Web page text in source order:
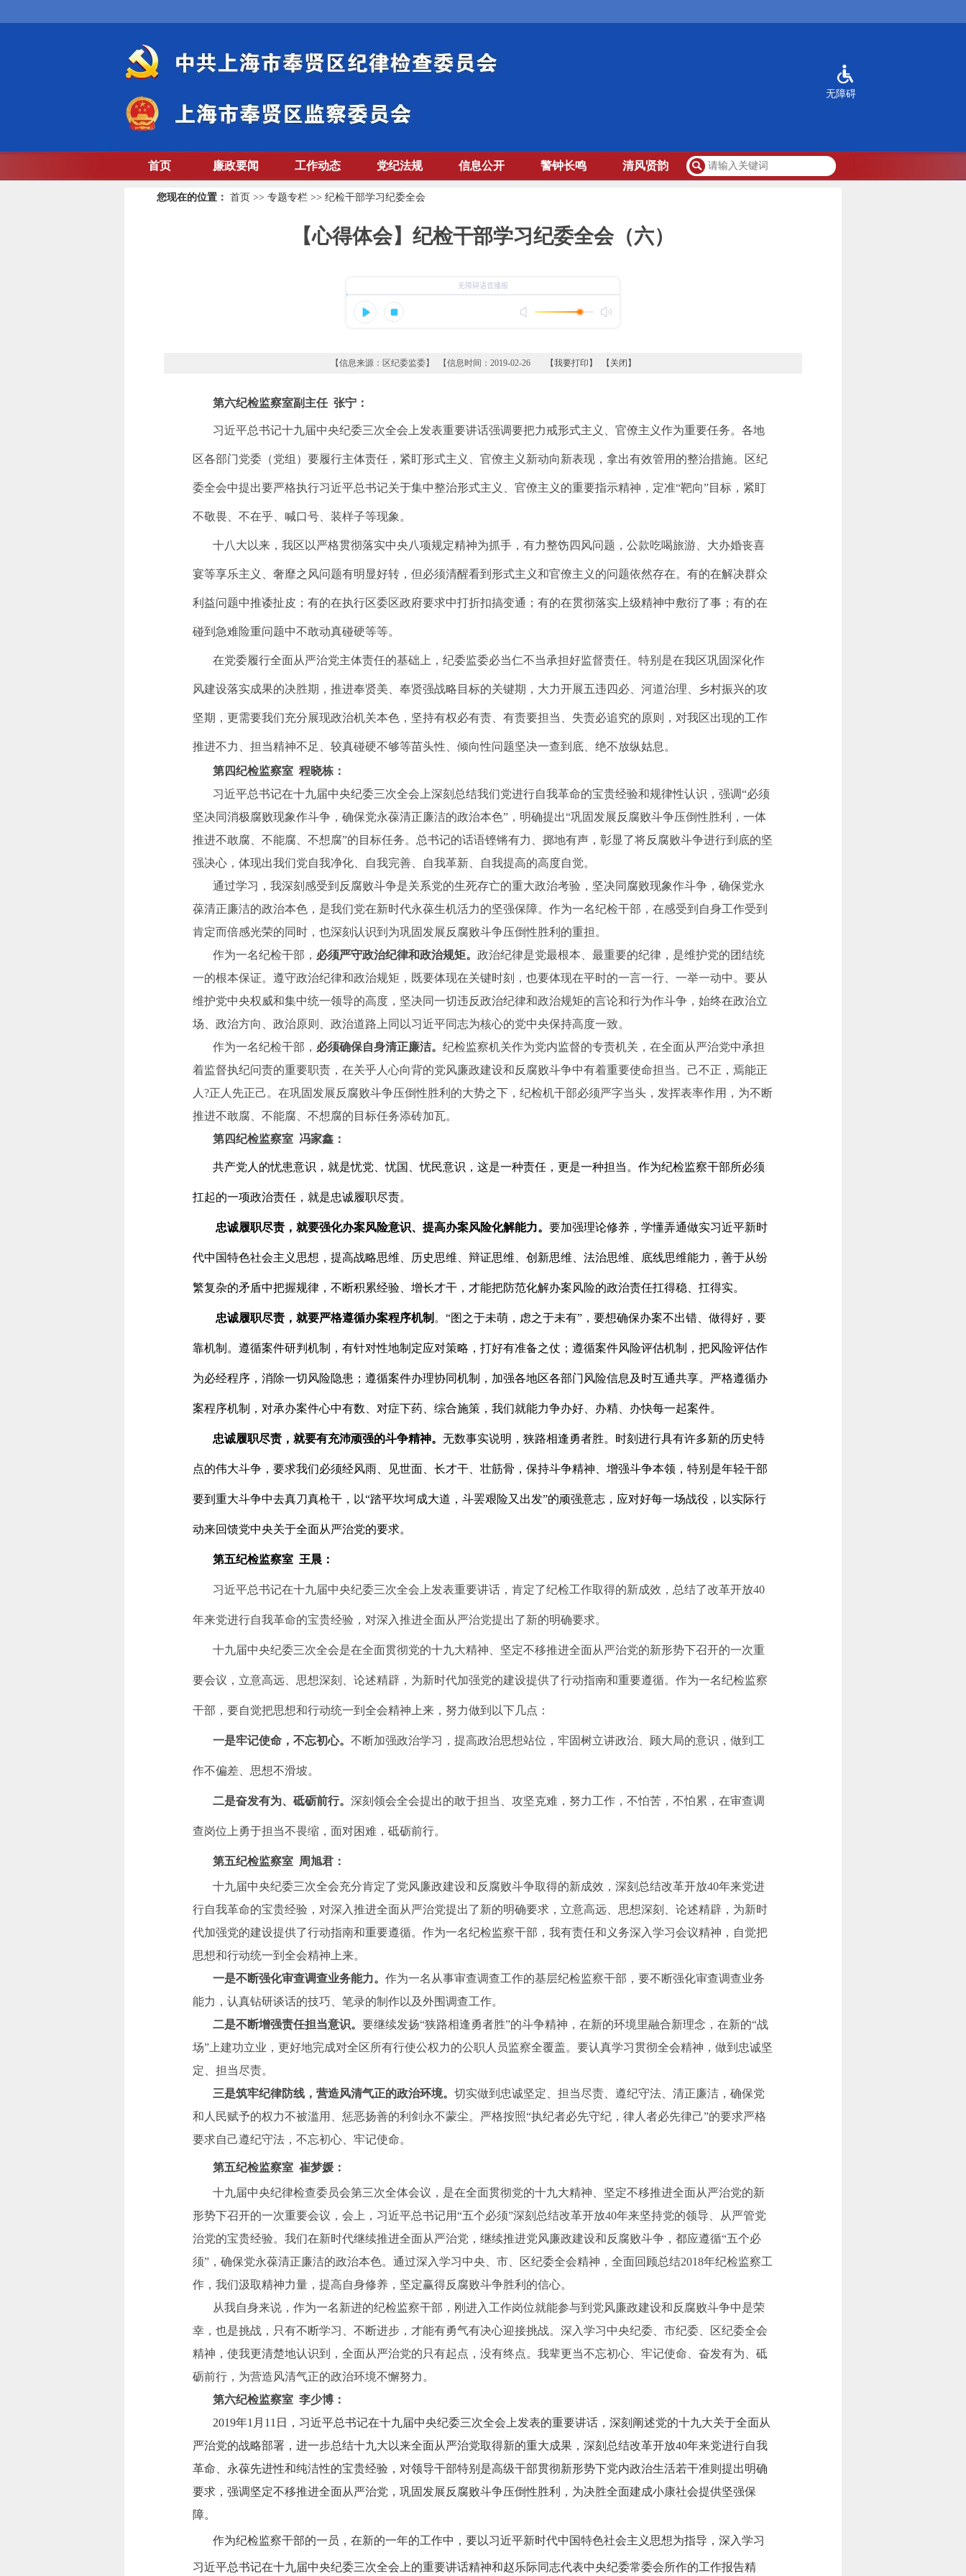
无障碍
首页 廉政要闻 工作动态 党纪法规 信息公开 警钟长鸣 清风贤韵
您现在的位置： 首页 >> 专题专栏 >> 纪检干部学习纪委全会
【心得体会】纪检干部学习纪委全会（六）
【信息来源：区纪委监委】 【信息时间：2019-02-26 【我要打印】 【关闭】
第六纪检监察室副主任张宁：
习近平总书记十九届中央纪委三次全会上发表重要讲话强调要把力戒形式主义、官僚主义作为重要任务。各地
区各部门党委（党组）要履行主体责任，紧盯形式主义、官僚主义新动向新表现，拿出有效管用的整治措施。区纪
委全会中提出要严格执行习近平总书记关于集中整治形式主义、官僚主义的重要指示精神，定准“靶向”目标，紧盯
不敬畏、不在乎、喊口号、装样子等现象。
十八大以来，我区以严格贯彻落实中央八项规定精神为抓手，有力整饬四风问题，公款吃喝旅游、大办婚丧喜
宴等享乐主义、奢靡之风问题有明显好转，但必须清醒看到形式主义和官僚主义的问题依然存在。有的在解决群众
利益问题中推诿扯皮；有的在执行区委区政府要求中打折扣搞变通；有的在贯彻落实上级精神中敷衍了事；有的在
碰到急难险重问题中不敢动真碰硬等等。
在党委履行全面从严治党主体责任的基础上，纪委监委必当仁不当承担好监督责任。特别是在我区巩固深化作
风建设落实成果的决胜期，推进奉贤美、奉贤强战略目标的关键期，大力开展五违四必、河道治理、乡村振兴的攻
坚期，更需要我们充分展现政治机关本色，坚持有权必有责、有责要担当、失责必追究的原则，对我区出现的工作
推进不力、担当精神不足、较真碰硬不够等苗头性、倾向性问题坚决一查到底、绝不放纵姑息。
第四纪检监察室 程晓栋：
习近平总书记在十九届中央纪委三次全会上深刻总结我们党进行自我革命的宝贵经验和规律性认识，强调“必须
坚决同消极腐败现象作斗争，确保党永葆清正廉洁的政治本色”，明确提出“巩固发展反腐败斗争压倒性胜利，一体
推进不敢腐、不能腐、不想腐”的目标任务。总书记的话语铿锵有力、掷地有声，彰显了将反腐败斗争进行到底的坚
强决心，体现出我们党自我净化、自我完善、自我革新、自我提高的高度自觉。
通过学习，我深刻感受到反腐败斗争是关系党的生死存亡的重大政治考验，坚决同腐败现象作斗争，确保党永
葆清正廉洁的政治本色，是我们党在新时代永葆生机活力的坚强保障。作为一名纪检干部，在感受到自身工作受到
肯定而倍感光荣的同时，也深刻认识到为巩固发展反腐败斗争压倒性胜利的重担。
作为一名纪检干部， 必须严守政治纪律和政治规矩。 政治纪律是党最根本、最重要的纪律，是维护党的团结统
一的根本保证。遵守政治纪律和政治规矩，既要体现在关键时刻，也要体现在平时的一言一行、一举一动中。要从
维护党中央权威和集中统一领导的高度，坚决同一切违反政治纪律和政治规矩的言论和行为作斗争，始终在政治立
场、政治方向、政治原则、政治道路上同以习近平同志为核心的党中央保持高度一致。
作为一名纪检干部， 必须确保自身清正廉洁。 纪检监察机关作为党内监督的专责机关，在全面从严治党中承担
着监督执纪问责的重要职责，在关乎人心向背的党风廉政建设和反腐败斗争中有着重要使命担当。己不正，焉能正
人?正人先正己。在巩固发展反腐败斗争压倒性胜利的大势之下，纪检机干部必须严字当头，发挥表率作用，为不断
推进不敢腐、不能腐、不想腐的目标任务添砖加瓦。
第四纪检监察室 冯家鑫：
共产党人的忧患意识，就是忧党、忧国、忧民意识，这是一种责任，更是一种担当。作为纪检监察干部所必须
扛起的一项政治责任，就是忠诚履职尽责。
忠诚履职尽责，就要强化办案风险意识、提高办案风险化解能力。 要加强理论修养，学懂弄通做实习近平新时
代中国特色社会主义思想，提高战略思维、历史思维、辩证思维、创新思维、法治思维、底线思维能力，善于从纷
繁复杂的矛盾中把握规律，不断积累经验、增长才干，才能把防范化解办案风险的政治责任扛得稳、扛得实。
忠诚履职尽责，就要严格遵循办案程序机制 。“图之于未萌，虑之于未有”，要想确保办案不出错、做得好，要
靠机制。遵循案件研判机制，有针对性地制定应对策略，打好有准备之仗；遵循案件风险评估机制，把风险评估作
为必经程序，消除一切风险隐患；遵循案件办理协同机制，加强各地区各部门风险信息及时互通共享。严格遵循办
案程序机制，对承办案件心中有数、对症下药、综合施策，我们就能力争办好、办精、办快每一起案件。
忠诚履职尽责，就要有充沛顽强的斗争精神。 无数事实说明，狭路相逢勇者胜。时刻进行具有许多新的历史特
点的伟大斗争，要求我们必须经风雨、见世面、长才干、壮筋骨，保持斗争精神、增强斗争本领，特别是年轻干部
要到重大斗争中去真刀真枪干，以“踏平坎坷成大道，斗罢艰险又出发”的顽强意志，应对好每一场战役，以实际行
动来回馈党中央关于全面从严治党的要求。
第五纪检监察室 王晨：
习近平总书记在十九届中央纪委三次全会上发表重要讲话，肯定了纪检工作取得的新成效，总结了改革开放40
年来党进行自我革命的宝贵经验，对深入推进全面从严治党提出了新的明确要求。
十九届中央纪委三次全会是在全面贯彻党的十九大精神、坚定不移推进全面从严治党的新形势下召开的一次重
要会议，立意高远、思想深刻、论述精辟，为新时代加强党的建设提供了行动指南和重要遵循。作为一名纪检监察
干部，要自觉把思想和行动统一到全会精神上来，努力做到以下几点：
一是牢记使命，不忘初心。 不断加强政治学习，提高政治思想站位，牢固树立讲政治、顾大局的意识，做到工
作不偏差、思想不滑坡。
二是奋发有为、砥砺前行。 深刻领会全会提出的敢于担当、攻坚克难，努力工作，不怕苦，不怕累，在审查调
查岗位上勇于担当不畏缩，面对困难，砥砺前行。
第五纪检监察室 周旭君：
十九届中央纪委三次全会充分肯定了党风廉政建设和反腐败斗争取得的新成效，深刻总结改革开放40年来党进
行自我革命的宝贵经验，对深入推进全面从严治党提出了新的明确要求，立意高远、思想深刻、论述精辟，为新时
代加强党的建设提供了行动指南和重要遵循。作为一名纪检监察干部，我有责任和义务深入学习会议精神，自觉把
思想和行动统一到全会精神上来。
一是不断强化审查调查业务能力。 作为一名从事审查调查工作的基层纪检监察干部，要不断强化审查调查业务
能力，认真钻研谈话的技巧、笔录的制作以及外围调查工作。
二是不断增强责任担当意识。 要继续发扬“狭路相逢勇者胜”的斗争精神，在新的环境里融合新理念，在新的“战
场”上建功立业，更好地完成对全区所有行使公权力的公职人员监察全覆盖。要认真学习贯彻全会精神，做到忠诚坚
定、担当尽责。
三是筑牢纪律防线，营造风清气正的政治环境。 切实做到忠诚坚定、担当尽责、遵纪守法、清正廉洁，确保党
和人民赋予的权力不被滥用、惩恶扬善的利剑永不蒙尘。严格按照“执纪者必先守纪，律人者必先律己”的要求严格
要求自己遵纪守法，不忘初心、牢记使命。
第五纪检监察室 崔梦媛：
十九届中央纪律检查委员会第三次全体会议，是在全面贯彻党的十九大精神、坚定不移推进全面从严治党的新
形势下召开的一次重要会议，会上，习近平总书记用“五个必须”深刻总结改革开放40年来坚持党的领导、从严管党
治党的宝贵经验。我们在新时代继续推进全面从严治党，继续推进党风廉政建设和反腐败斗争，都应遵循“五个必
须”，确保党永葆清正廉洁的政治本色。通过深入学习中央、市、区纪委全会精神，全面回顾总结2018年纪检监察工
作，我们汲取精神力量，提高自身修养，坚定赢得反腐败斗争胜利的信心。
从我自身来说，作为一名新进的纪检监察干部，刚进入工作岗位就能参与到党风廉政建设和反腐败斗争中是荣
幸，也是挑战，只有不断学习、不断进步，才能有勇气有决心迎接挑战。深入学习中央纪委、市纪委、区纪委全会
精神，使我更清楚地认识到，全面从严治党的只有起点，没有终点。我辈更当不忘初心、牢记使命、奋发有为、砥
砺前行，为营造风清气正的政治环境不懈努力。
第六纪检监察室 李少博：
2019年1月11日，习近平总书记在十九届中央纪委三次全会上发表的重要讲话，深刻阐述党的十九大关于全面从
严治党的战略部署，进一步总结十九大以来全面从严治党取得新的重大成果，深刻总结改革开放40年来党进行自我
革命、永葆先进性和纯洁性的宝贵经验，对领导干部特别是高级干部贯彻新形势下党内政治生活若干准则提出明确
要求，强调坚定不移推进全面从严治党，巩固发展反腐败斗争压倒性胜利，为决胜全面建成小康社会提供坚强保
障。
作为纪检监察干部的一员，在新的一年的工作中，要以习近平新时代中国特色社会主义思想为指导，深入学习
习近平总书记在十九届中央纪委三次全会上的重要讲话精神和赵乐际同志代表中央纪委常委会所作的工作报告精